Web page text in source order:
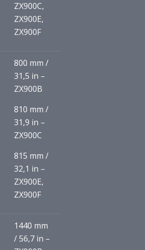
ZX900C,
ZX900E,
ZX900F
800 mm /
31,5 in –
ZX900B
810 mm /
31,9 in –
ZX900C
815 mm /
32,1 in –
ZX900E,
ZX900F
1440 mm
/ 56,7 in –